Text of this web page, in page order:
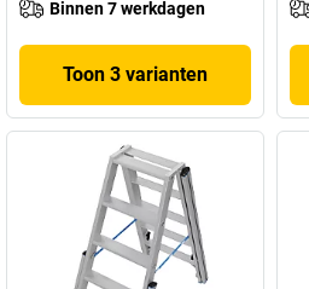
Binnen 7 werkdagen
Toon 3 varianten